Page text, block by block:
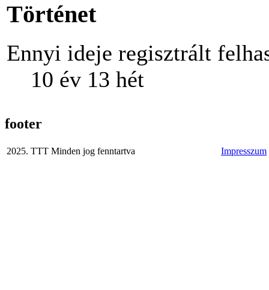
Történet
Ennyi ideje regisztrált
10 év 13 hét
footer
2025. TTT Minden jog fenntartva Impresszum